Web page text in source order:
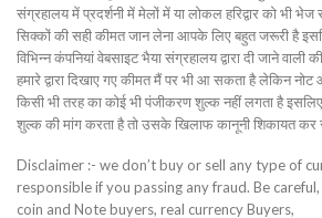
संग्रहालय में प्रदर्शनी में मेलों में या लोकल हरिद्वार को भी
सिक्कों की सही कीमत जान लेना आपके लिए बहुत जरूरी है
विभिन्न कंपनियां वेबसाइट भैया संग्रहालय द्वारा दी जाने वाली
हमारे द्वारा दिखाए गए कीमत मैं पर भी आ सकता है लेकिन
किसी भी तरह का कोई भी पंजीकरण शुल्क नहीं लगता है
शुल्क की मांग करता है तो उसके खिलाफ कानूनी शिकायत
Disclaimer :- we don’t buy or sell any type of
responsible if you passing any fraud. Be
coin and Note buyers, real currency Buyers,